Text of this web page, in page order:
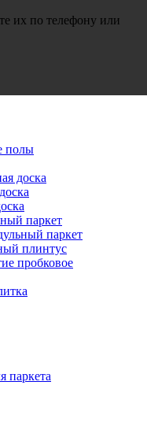
их по телефону или
полы
доска
паркет
паркет
плинтус
пробковое
паркета